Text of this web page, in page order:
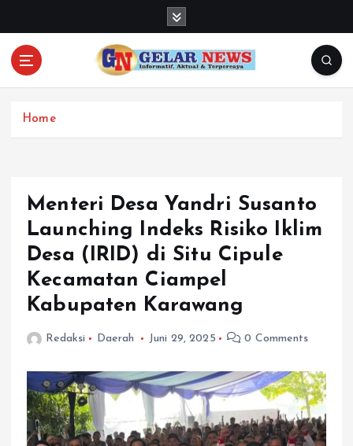
Home
Menteri Desa Yandri Susanto
Launching Indeks Risiko Iklim
Desa (IRID) di Situ Cipule
Kecamatan Ciampel
Kabupaten Karawang
Redaksi Daerah Juni 29, 2025 0 Comments